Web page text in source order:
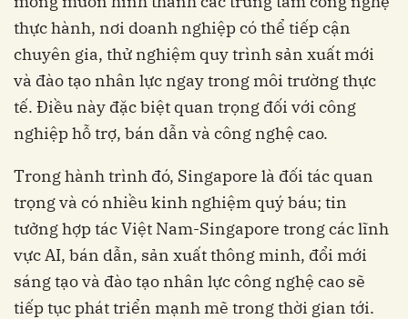
thực hành, nơi doanh nghiệp có thể tiếp cận
chuyên gia, thử nghiệm quy trình sản xuất mới
và đào tạo nhân lực ngay trong môi trường thực
tế. Điều này đặc biệt quan trọng đối với công
nghiệp hỗ trợ, bán dẫn và công nghệ cao.
Trong hành trình đó, Singapore là đối tác quan
trọng và có nhiều kinh nghiệm quý báu; tin
tưởng hợp tác Việt Nam-Singapore trong các lĩnh
vực AI, bán dẫn, sản xuất thông minh, đổi mới
sáng tạo và đào tạo nhân lực công nghệ cao sẽ
tiếp tục phát triển mạnh mẽ trong thời gian tới.